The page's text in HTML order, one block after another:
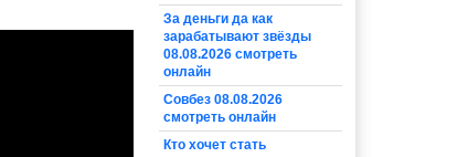
За деньги да как
зарабатывают звёзды
08.08.2026 смотреть
онлайн
Совбез 08.08.2026
смотреть онлайн
Кто хочет стать